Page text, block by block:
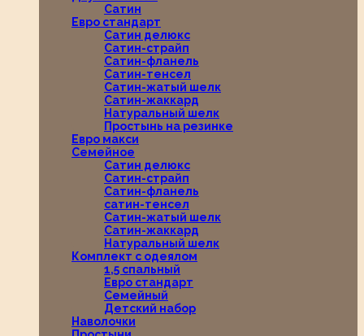
Сатин
Евро стандарт
Сатин делюкс
Сатин-страйп
Сатин-фланель
Сатин-тенсел
Сатин-жатый шелк
Сатин-жаккард
Натуральный шелк
Простынь на резинке
Евро макси
Семейное
Сатин делюкс
Сатин-страйп
Сатин-фланель
сатин-тенсел
Сатин-жатый шелк
Сатин-жаккард
Натуральный шелк
Комплект с одеялом
1,5 спальный
Евро стандарт
Семейный
Детский набор
Наволочки